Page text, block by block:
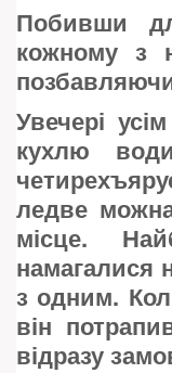
Побивши
кожному з
Увечері
кухлю
ледве
місце.
намагалися
з одним.
він
відразу